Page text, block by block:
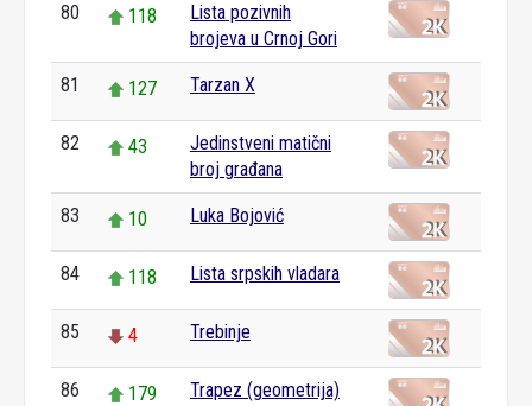
80 118
Lista pozivnih
brojeva u Crnoj Gori
81 127 Tarzan X
82 43
Jedinstveni matični
broj građana
83 10 Luka Bojović
84 118 Lista srpskih vladara
85 4 Trebinje
86 179 Trapez (geometrija)